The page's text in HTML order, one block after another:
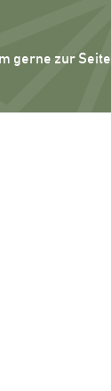
gerne zur Seite